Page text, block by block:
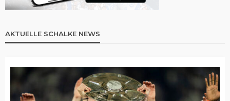
AKTUELLE SCHALKE NEWS